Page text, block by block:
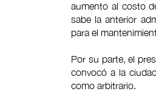
aumento al costo
sabe la anterior
para el
Por su parte, el
convocó a la
como arbitrario.